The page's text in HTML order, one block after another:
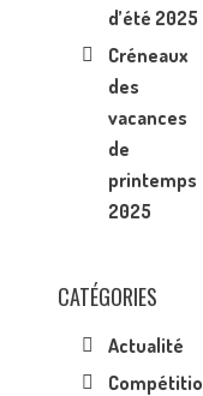
d’été 2025
Créneaux
des
vacances
de
printemps
2025
CATÉGORIES
Actualité